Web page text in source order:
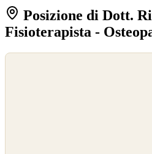
Posizione di Dott.
Fisioterapista -